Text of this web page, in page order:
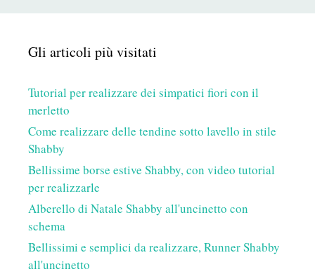
Gli articoli più visitati
Tutorial per realizzare dei simpatici fiori con il
merletto
Come realizzare delle tendine sotto lavello in stile
Shabby
Bellissime borse estive Shabby, con video tutorial
per realizzarle
Alberello di Natale Shabby all'uncinetto con
schema
Bellissimi e semplici da realizzare, Runner Shabby
all'uncinetto